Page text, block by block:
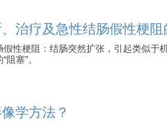
治疗及急性结肠假性梗阻
性梗阻：结肠突然扩张，引起类似于
塞”。
学方法？